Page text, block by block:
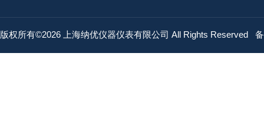
版权所有©2026 上海纳优仪器仪表有限公司 All Rights Reserved